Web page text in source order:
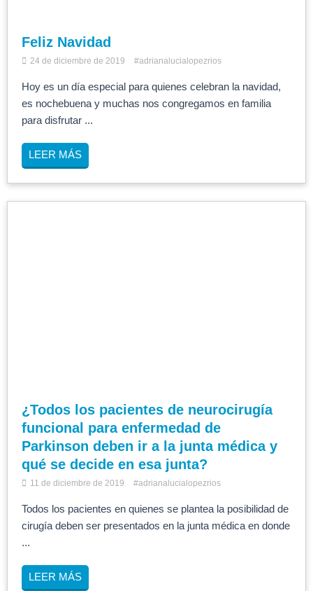
Feliz Navidad
24 de diciembre de 2019 #adrianalucialopezrios
Hoy es un día especial para quienes celebran la navidad,
es nochebuena y muchas nos congregamos en familia
para disfrutar ...
LEER MÁS
¿Todos los pacientes de neurocirugía
funcional para enfermedad de
Parkinson deben ir a la junta médica y
qué se decide en esa junta?
11 de diciembre de 2019 #adrianalucialopezrios
Todos los pacientes en quienes se plantea la posibilidad de
cirugía deben ser presentados en la junta médica en donde
...
LEER MÁS